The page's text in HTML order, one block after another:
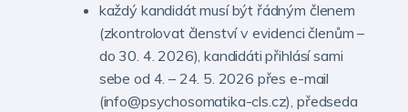
každý kandidát musí být řádným členem
(zkontrolovat členství v evidenci členům –
do 30. 4. 2026), kandidáti přihlásí sami
sebe od 4. – 24. 5. 2026 přes e-mail
(info@psychosomatika-cls.cz), předseda